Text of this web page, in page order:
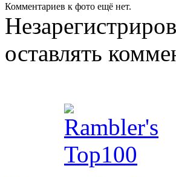
Комментариев к фото ещё нет.
оставлять